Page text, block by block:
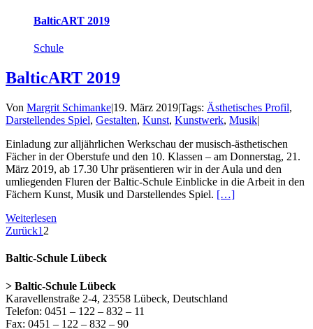
BalticART 2019
Schule
BalticART 2019
Von Margrit Schimanke|19. März 2019|Tags: Ästhetisches Profil,
Darstellendes Spiel, Gestalten, Kunst, Kunstwerk, Musik|
Einladung zur alljährlichen Werkschau der musisch-ästhetischen
Fächer in der Oberstufe und den 10. Klassen – am Donnerstag, 21.
März 2019, ab 17.30 Uhr präsentieren wir in der Aula und den
umliegenden Fluren der Baltic-Schule Einblicke in die Arbeit in den
Fächern Kunst, Musik und Darstellendes Spiel. […]
Weiterlesen
Zurück1 2
Baltic-Schule Lübeck
> Baltic-Schule Lübeck
Karavellenstraße 2-4, 23558 Lübeck, Deutschland
Telefon: 0451 – 122 – 832 – 11
Fax: 0451 – 122 – 832 – 90